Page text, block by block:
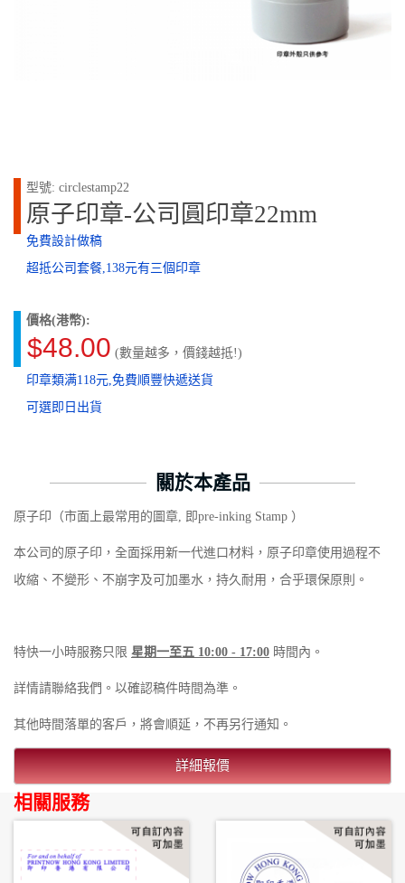
型號: circlestamp22
原子印章-公司圓印章22mm
免費設計做稿
超抵公司套餐,138元有三個印章
價格(港幣):
$48.00 (數量越多，價錢越抵!)
印章類满118元,免費順豐快遞送貨
可選即日出貨
關於本產品
原子印（市面上最常用的圖章, 即pre-inking Stamp ）
本公司的原子印，全面採用新一代進口材料，原子印章使用過程不
收縮、不變形、不崩字及可加墨水，持久耐用，合乎環保原則。
特快一小時服務只限 星期一至五 10:00 - 17:00 時間內。
詳情請聯絡我們。以確認稿件時間為準。
其他時間落單的客戶，將會順延，不再另行通知。
詳細報價
相關服務